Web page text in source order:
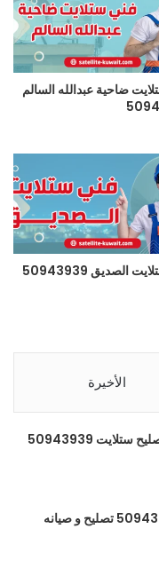
ضاحية عبدالله السالم
الصديق 50943939
الأخيرة
50943939